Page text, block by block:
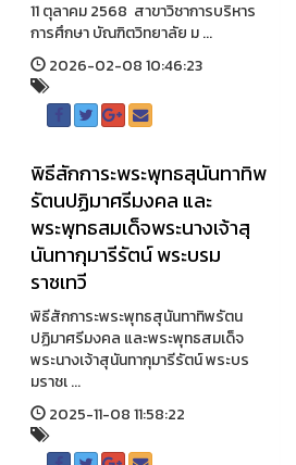
11 ตุลาคม 2568 สาขาวิชาการบริหาร
การศึกษา บัณฑิตวิทยาลัย ม ...
2026-02-08 10:46:23
พิธีสักการะพระพุทธสุนันทาทิพ
รัตนปฏิมาศรีมงคล และ
พระพุทธสมเด็จพระนางเจ้าสุ
นันทากุมารีรัตน์ พระบรม
ราชเทวี
พิธีสักการะพระพุทธสุนันทาทิพรัตน
ปฏิมาศรีมงคล และพระพุทธสมเด็จ
พระนางเจ้าสุนันทากุมารีรัตน์ พระบร
มราชเ ...
2025-11-08 11:58:22